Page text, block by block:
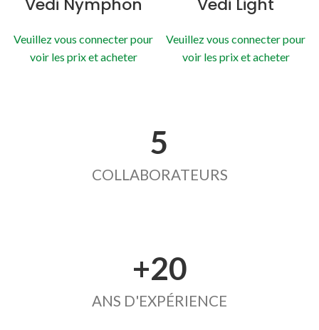
Vedi Nymphon
Veuillez vous connecter pour
voir les prix et acheter
Vedi Light
Veuillez vous connecter pour
voir les prix et acheter
5
COLLABORATEURS
+20
ANS D'EXPÉRIENCE